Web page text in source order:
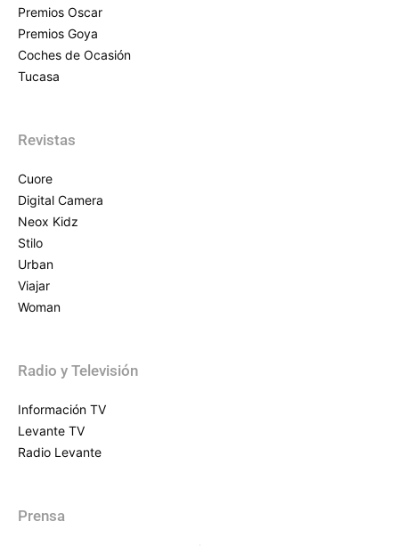
Premios Oscar
Premios Goya
Coches de Ocasión
Tucasa
Revistas
Cuore
Digital Camera
Neox Kidz
Stilo
Urban
Viajar
Woman
Radio y Televisión
Información TV
Levante TV
Radio Levante
Prensa